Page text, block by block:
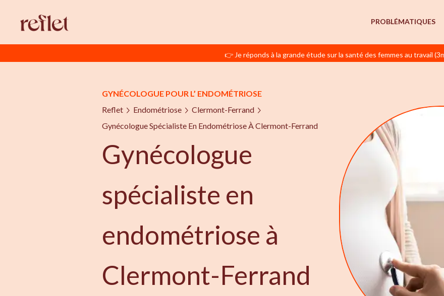
PROBLÉMATIQUES
👉 Je réponds à la grande étude sur la santé des femmes au travail
GYNÉCOLOGUE POUR L’ ENDOMÉTRIOSE
Reflet
Endométriose
Clermont-Ferrand
Gynécologue Spécialiste En Endométriose À Clermont-Ferrand
Gynécologue
spécialiste en
endométriose à
Clermont-Ferrand